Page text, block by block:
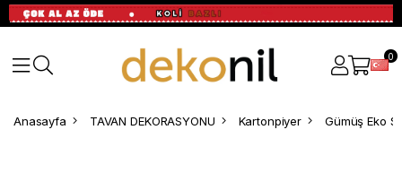
0
Anasayfa TAVAN DEKORASYONU Kartonpiyer Gümüş Eko